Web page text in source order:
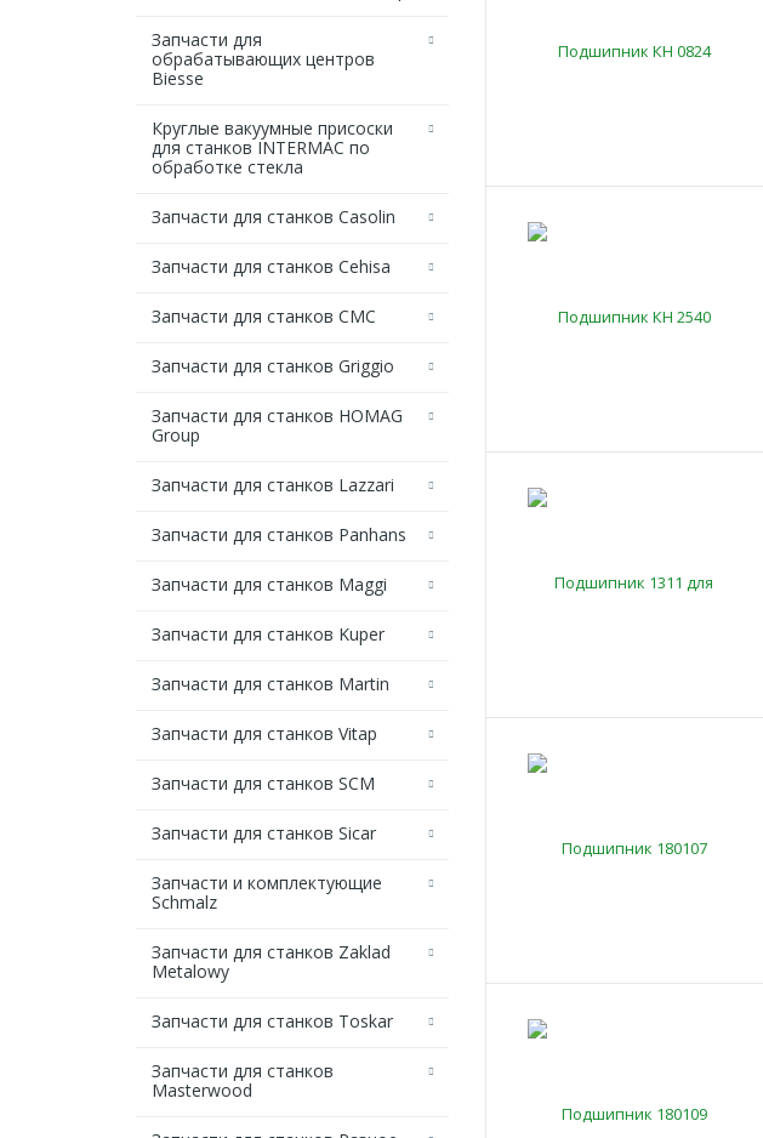
Запчасти для
обрабатывающих центров
Biesse
Круглые вакуумные присоски
для станков INTERMAC по
обработке стекла
Запчасти для станков Casolin
Запчасти для станков Cehisa
Запчасти для станков CMC
Запчасти для станков Griggio
Запчасти для станков HOMAG
Group
Запчасти для станков Lazzari
Запчасти для станков Panhans
Запчасти для станков Maggi
Запчасти для станков Kuper
Запчасти для станков Martin
Запчасти для станков Vitap
Запчасти для станков SCM
Запчасти для станков Sicar
Запчасти и комплектующие
Schmalz
Запчасти для станков Zaklad
Metalowy
Запчасти для станков Toskar
Запчасти для станков
Masterwood